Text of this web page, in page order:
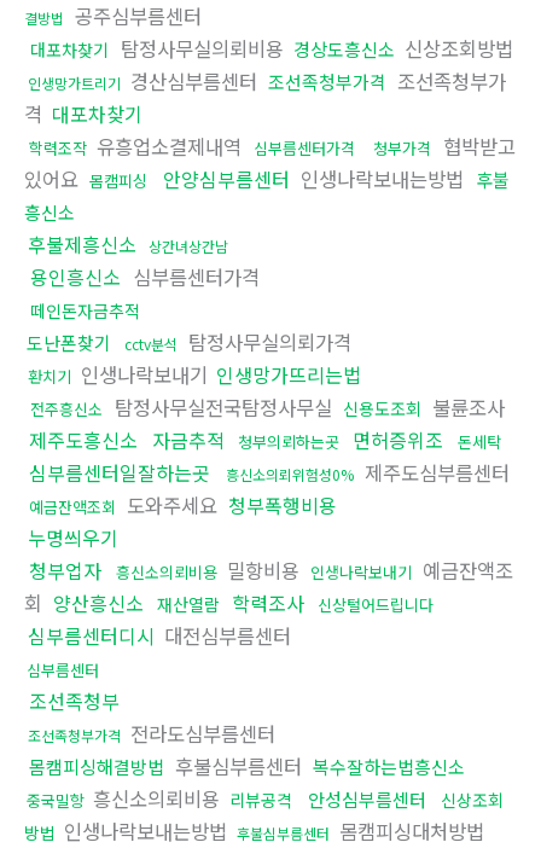
결방법
공주심부름센터
대포차찾기 탐정사무실의뢰비용 경상도흥신소 신상조회방법
인생망가트리기 경산심부름센터 조선족청부가격 조선족청부가
격 대포차찾기
학력조작 유흥업소결제내역 심부름센터가격 청부가격
협박받고
있어요 몸캠피싱 안양심부름센터 인생나락보내는방법
후불
흥신소
후불제흥신소 상간녀상간남
용인흥신소 심부름센터가격
떼인돈자금추적
도난폰찾기 cctv분석 탐정사무실의뢰가격
환치기 인생나락보내기 인생망가뜨리는법
전주흥신소 탐정사무실전국탐정사무실 신용도조회 불륜조사
제주도흥신소 자금추적 청부의뢰하는곳 면허증위조 돈세탁
심부름센터일잘하는곳 흥신소의뢰위험성0% 제주도심부름센터
예금잔액조회 도와주세요 청부폭행비용
누명씌우기
청부업자
흥신소의뢰비용 밀항비용 인생나락보내기 예금잔액조
회 양산흥신소 재산열람 학력조사 신상털어드립니다
심부름센터디시 대전심부름센터
심부름센터
조선족청부
조선족청부가격 전라도심부름센터
몸캠피싱해결방법 후불심부름센터 복수잘하는법흥신소
중국밀항 흥신소의뢰비용 리뷰공격 안성심부름센터
신상조회
방법 인생나락보내는방법 후불심부름센터 몸캠피싱대처방법